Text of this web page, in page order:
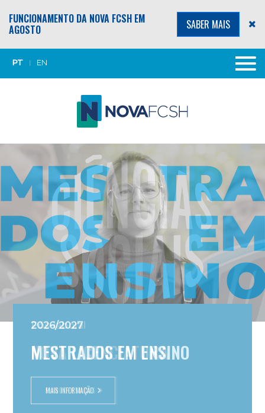
FUNCIONAMENTO DA NOVA FCSH EM
AGOSTO SABER MAIS
PT EN
Pós-laboral
NOVA LICENCIATURA
PLANO DE ESTUDOS